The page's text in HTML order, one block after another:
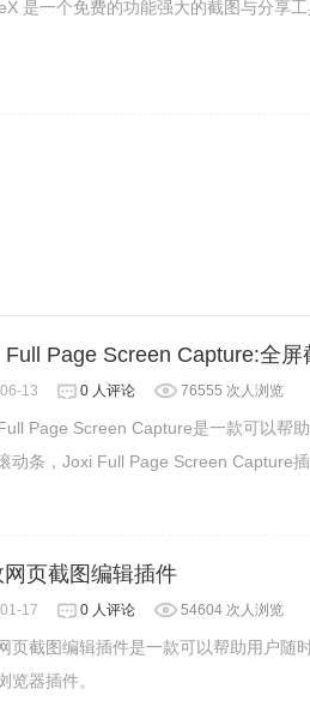
制10分钟的视频，如果想要更长的
还可以捕获声音。
是一个免费的功能强大的截图与分享工
Full Page Screen Capture:全屏
13 0 人评论 76555 次人浏览
Page Screen Capture是一款可以帮
动条，Joxi Full Page Screen Capture插
网页截图编辑插件
17 0 人评论 54604 次人浏览
页截图编辑插件是一款可以帮助用户随
览器插件。